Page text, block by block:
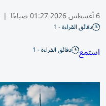
6 أغسطس 2026 01:27 صباحًا |
دقائق القراءة - 1
استمع دقائق القراءة - 1